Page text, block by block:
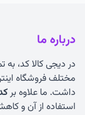
درباره ما
در دیجی کالا کد، به
مختلف فروشگاه
داشت. ما علاوه بر
استفاده از آن و